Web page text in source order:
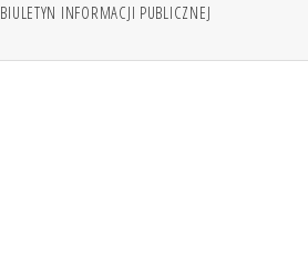
BIULETYN INFORMACJI PUBLICZNEJ